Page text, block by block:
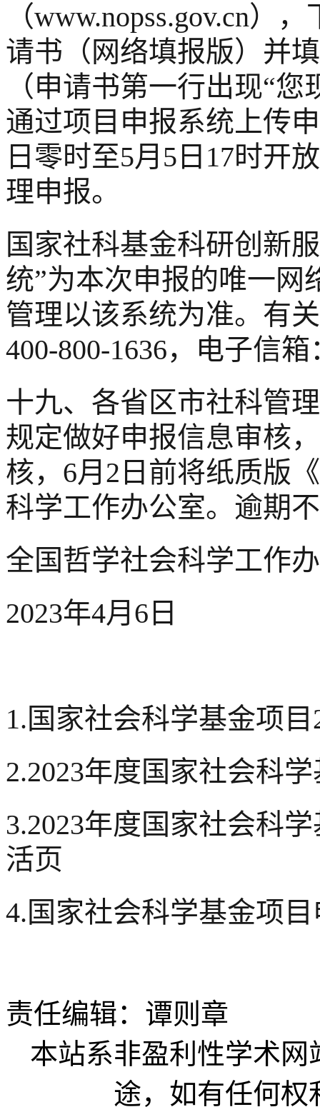
（www.nopss.gov.cn）
请书（网络填报版）并
（申请书第一行出现“
通过项目申报系统上传
日零时至5月5日17时开
理申报。
国家社科基金科研创新
统”为本次申报的唯一网
管理以该系统为准。有
400-800-1636，电子信箱
十九、各省区市社科管
规定做好申报信息审核
核，6月2日前将纸质版
科学工作办公室。逾期
全国哲学社会科学工作
2023年4月6日
1.国家社会科学基金项
2.2023年度国家社会科
3.2023年度国家社会科
活页
4.国家社会科学基金项
责任编辑：谭则章
本站系非盈利性学术
途，如有任何权